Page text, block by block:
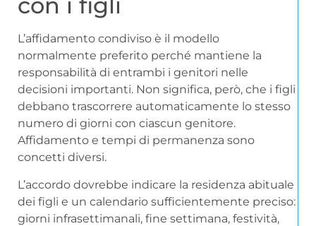
con i figli
L’affidamento condiviso è il modello
normalmente preferito perché mantiene la
responsabilità di entrambi i genitori nelle
decisioni importanti. Non significa, però, che i figli
debbano trascorrere automaticamente lo stesso
numero di giorni con ciascun genitore.
Affidamento e tempi di permanenza sono
concetti diversi.
L’accordo dovrebbe indicare la residenza abituale
dei figli e un calendario sufficientemente preciso:
giorni infrasettimanali, fine settimana, festività,